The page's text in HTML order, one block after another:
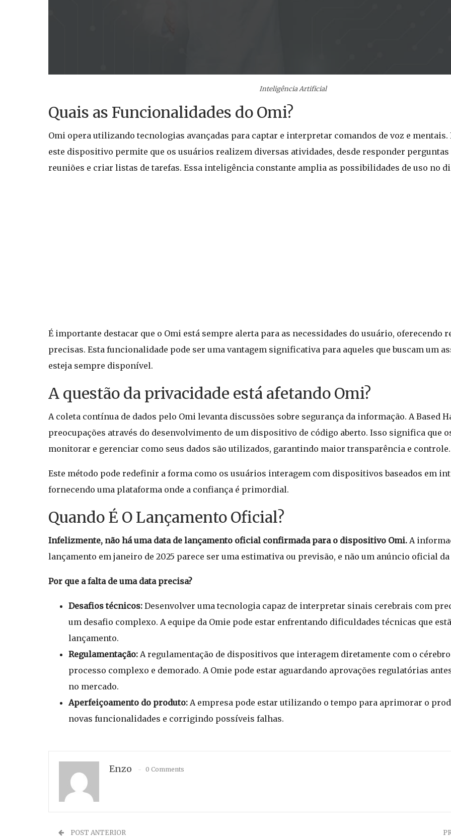
Inteligência Artificial
Quais as Funcionalidades do Omi?
Omi opera utilizando tecnologias avançadas para captar e interpretar comandos de voz e mentais.
este dispositivo permite que os usuários realizem diversas atividades, desde responder
reuniões e criar listas de tarefas. Essa inteligência constante amplia as possibilidades de uso no
É importante destacar que o Omi está sempre alerta para as necessidades do usuário, oferecendo
precisas. Esta funcionalidade pode ser uma vantagem significativa para aqueles que buscam um
esteja sempre disponível.
A questão da privacidade está afetando Omi?
A coleta contínua de dados pelo Omi levanta discussões sobre segurança da informação. A Based
preocupações através do desenvolvimento de um dispositivo de código aberto. Isso significa que
monitorar e gerenciar como seus dados são utilizados, garantindo maior transparência e controle.
Este método pode redefinir a forma como os usuários interagem com dispositivos baseados em
fornecendo uma plataforma onde a confiança é primordial.
Quando É O Lançamento Oficial?
Infelizmente, não há uma data de lançamento oficial confirmada para o dispositivo Omi. A
lançamento em janeiro de 2025 parece ser uma estimativa ou previsão, e não um anúncio oficial
Por que a falta de uma data precisa?
Desafios técnicos: Desenvolver uma tecnologia capaz de interpretar sinais cerebrais com
um desafio complexo. A equipe da Omie pode estar enfrentando dificuldades técnicas que
lançamento.
Regulamentação: A regulamentação de dispositivos que interagem diretamente com o
processo complexo e demorado. A Omie pode estar aguardando aprovações regulatórias
no mercado.
Aperfeiçoamento do produto: A empresa pode estar utilizando o tempo para aprimorar o
novas funcionalidades e corrigindo possíveis falhas.
Enzo 0 Comments
POST ANTERIOR